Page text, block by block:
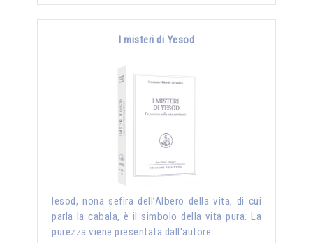
I misteri di Yesod
Iesod, nona sefira dell’Albero della vita, di cui
parla la cabala, è il simbolo della vita pura. La
purezza viene presentata dall'autore …